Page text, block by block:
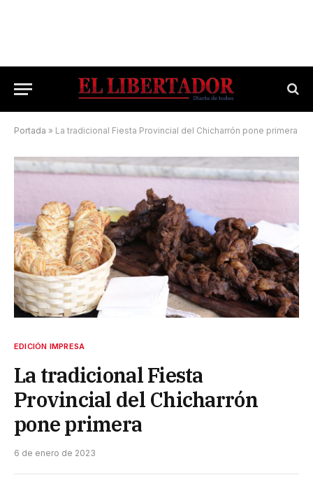
Portada » La tradicional Fiesta Provincial del Chicharrón pone primera
EDICIÓN IMPRESA
La tradicional Fiesta
Provincial del Chicharrón
pone primera
6 de enero de 2023